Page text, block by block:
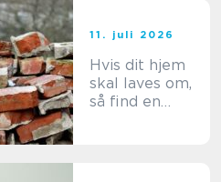
11. juli 2026
Hvis dit hjem
skal laves om,
så find en